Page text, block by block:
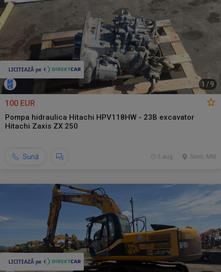
1 / 9
100 EUR
Pompa hidraulica Hitachi HPV118HW - 23B excavator
Hitachi Zaxis ZX 250
Sună Seini, MM
2 aug.